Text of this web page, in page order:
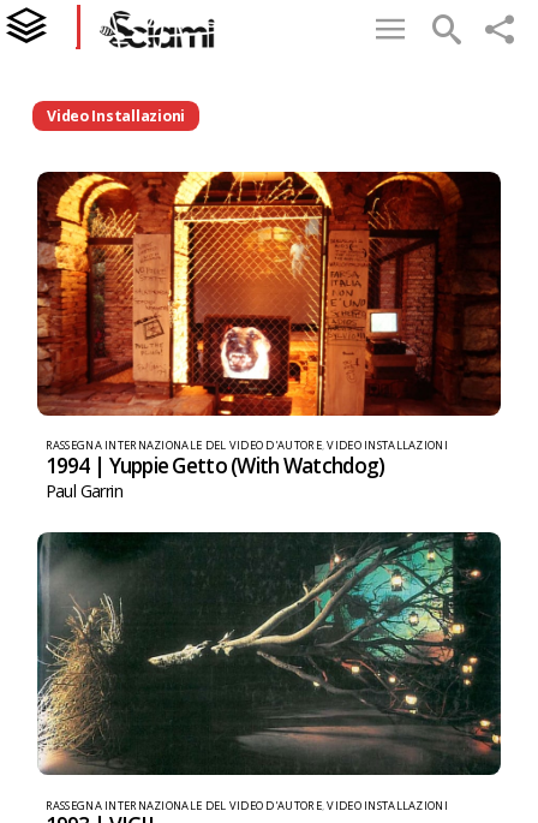
Video Installazioni
RASSEGNA INTERNAZIONALE DEL VIDEO D'AUTORE,VIDEO INSTALLAZIONI
1994 | Yuppie Getto (With Watchdog)
Paul Garrin
RASSEGNA INTERNAZIONALE DEL VIDEO D'AUTORE,VIDEO INSTALLAZIONI